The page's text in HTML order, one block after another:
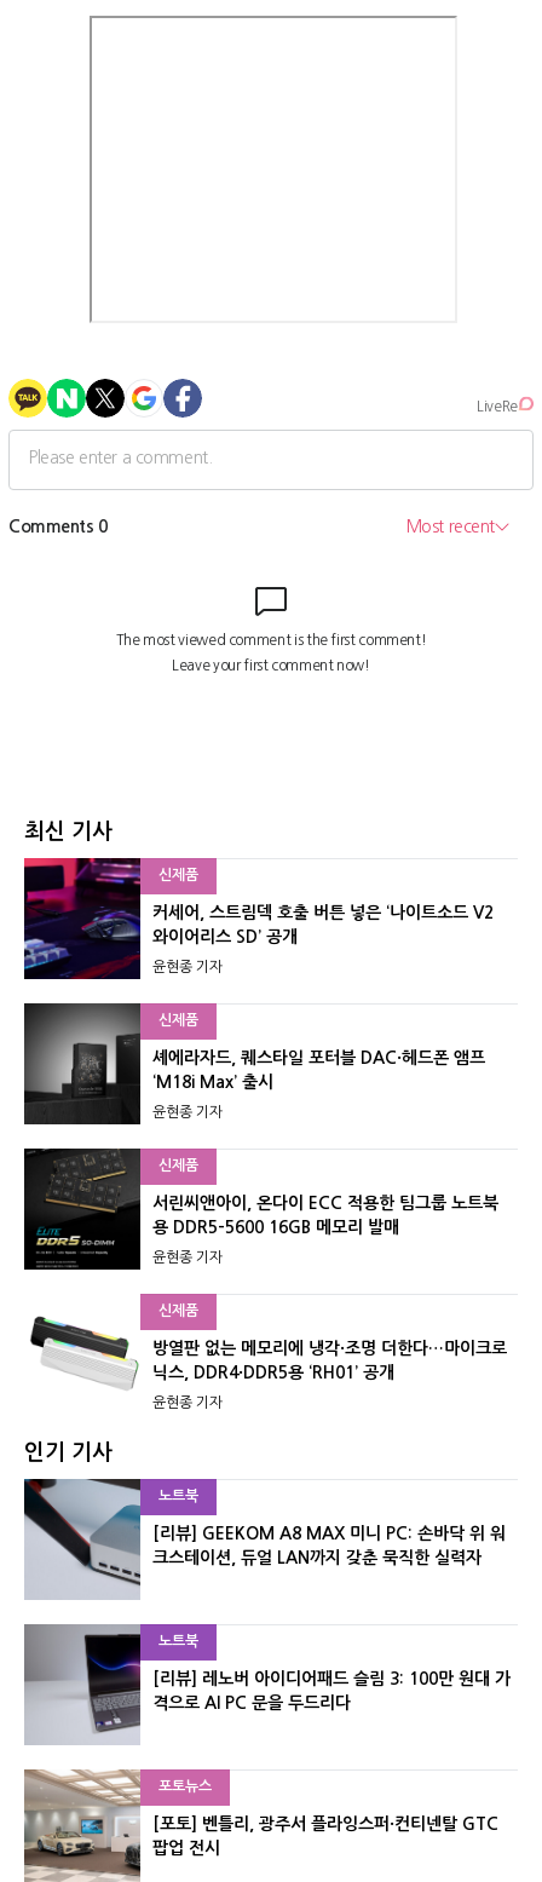
최신 기사
신제품
커세어, 스트림덱 호출 버튼 넣은 ‘나이트소드 V2
와이어리스 SD’ 공개
윤현종 기자
신제품
셰에라자드, 퀘스타일 포터블 DAC·헤드폰 앰프
‘M18i Max’ 출시
윤현종 기자
신제품
서린씨앤아이, 온다이 ECC 적용한 팀그룹 노트북
용 DDR5-5600 16GB 메모리 발매
윤현종 기자
신제품
방열판 없는 메모리에 냉각·조명 더한다…마이크로
닉스, DDR4·DDR5용 ‘RH01’ 공개
윤현종 기자
인기 기사
노트북
[리뷰] GEEKOM A8 MAX 미니 PC: 손바닥 위 워
크스테이션, 듀얼 LAN까지 갖춘 묵직한 실력자
노트북
[리뷰] 레노버 아이디어패드 슬림 3: 100만 원대 가
격으로 AI PC 문을 두드리다
포토뉴스
[포토] 벤틀리, 광주서 플라잉스퍼·컨티넨탈 GTC
팝업 전시